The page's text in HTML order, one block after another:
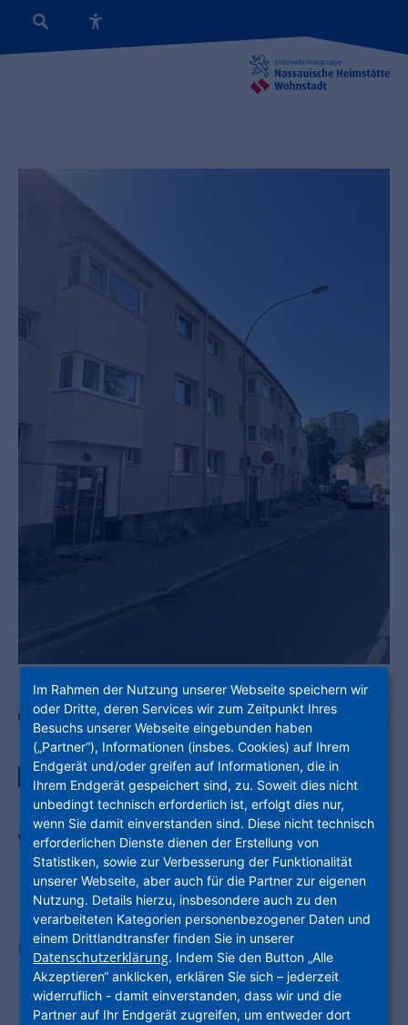
WOHNUNGSNUMMER: 5000/S1142/004/007
Modernisierte 3-Zimmer-
Wohnung ca. 43 m² mit
Keller in Frankfurt -
Fechenheim
Leo-Gans-Straße 7,60386 Frankfurt am Main
KOSTEN
Nettokaltmiete
578,00 €
Im Rahmen der Nutzung unserer Webseite speichern wir
oder Dritte, deren Services wir zum Zeitpunkt Ihres
Besuchs unserer Webseite eingebunden haben
(„Partner“), Informationen (insbes. Cookies) auf Ihrem
Endgerät und/oder greifen auf Informationen, die in
Ihrem Endgerät gespeichert sind, zu. Soweit dies nicht
unbedingt technisch erforderlich ist, erfolgt dies nur,
wenn Sie damit einverstanden sind. Diese nicht technisch
erforderlichen Dienste dienen der Erstellung von
Statistiken, sowie zur Verbesserung der Funktionalität
unserer Webseite, aber auch für die Partner zur eigenen
Nutzung. Details hierzu, insbesondere auch zu den
verarbeiteten Kategorien personenbezogener Daten und
einem Drittlandtransfer finden Sie in unserer
Datenschutzerklärung. Indem Sie den Button „Alle
Akzeptieren“ anklicken, erklären Sie sich – jederzeit
widerruflich - damit einverstanden, dass wir und die
Partner auf Ihr Endgerät zugreifen, um entweder dort